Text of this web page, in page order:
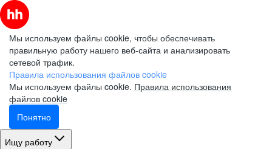
Мы используем файлы cookie, чтобы обеспечивать
правильную работу нашего веб-сайта и анализировать
сетевой трафик.
Правила использования файлов cookie
Мы используем файлы cookie. Правила использования
файлов cookie
Понятно
Ищу работу